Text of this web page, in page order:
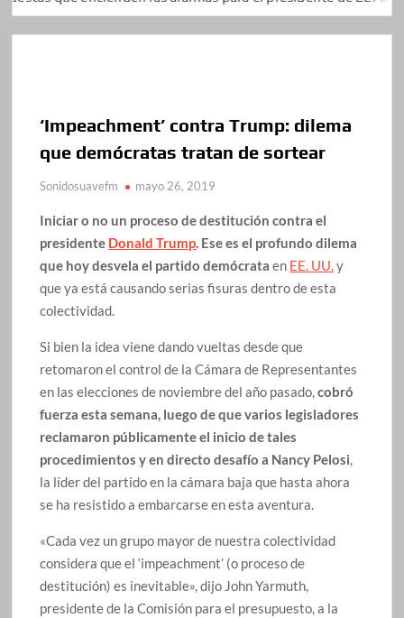
‘Impeachment’ contra Trump: dilema
que demócratas tratan de sortear
Sonidosuavefm mayo 26, 2019
Iniciar o no un proceso de destitución contra el
presidente Donald Trump. Ese es el profundo dilema
que hoy desvela el partido demócrata en EE. UU.y
que ya está causando serias fisuras dentro de esta
colectividad.
Si bien la idea viene dando vueltas desde que
retomaron el control de la Cámara de Representantes
en las elecciones de noviembre del año pasado,cobró
fuerza esta semana, luego de que varios legisladores
reclamaron públicamente el inicio de tales
procedimientos y en directo desafío a Nancy Pelosi,
la líder del partido en la cámara baja que hasta ahora
se ha resistido a embarcarse en esta aventura.
«Cada vez un grupo mayor de nuestra colectividad
considera que el ‘impeachment’ (o proceso de
destitución) es inevitable», dijo John Yarmuth,
presidente de la Comisión para el presupuesto, a la